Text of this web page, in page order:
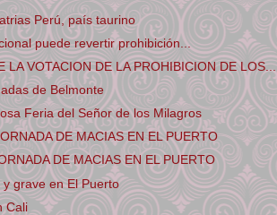
Perú, país taurino
puede revertir prohibición...
LA VOTACION DE LA PROHIBICION DE LOS...
de Belmonte
Feria del Señor de los Milagros
DE MACIAS EN EL PUERTO
DE MACIAS EN EL PUERTO
grave en El Puerto
Cali